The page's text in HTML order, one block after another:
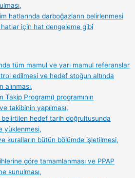
hatlarında darboğazların belirlenmesi
için hat dengeleme gibi
tüm mamul ve yarı mamul referanslar
edilmesi ve hedef stoğun altında
Programı) programının
takibinin yapılması,
belirtilen hedef tarih doğrultusunda
yüklenmesi,
kuralların bütün bölümde işletilmesi,
göre tamamlanması ve PPAP
sunulması,